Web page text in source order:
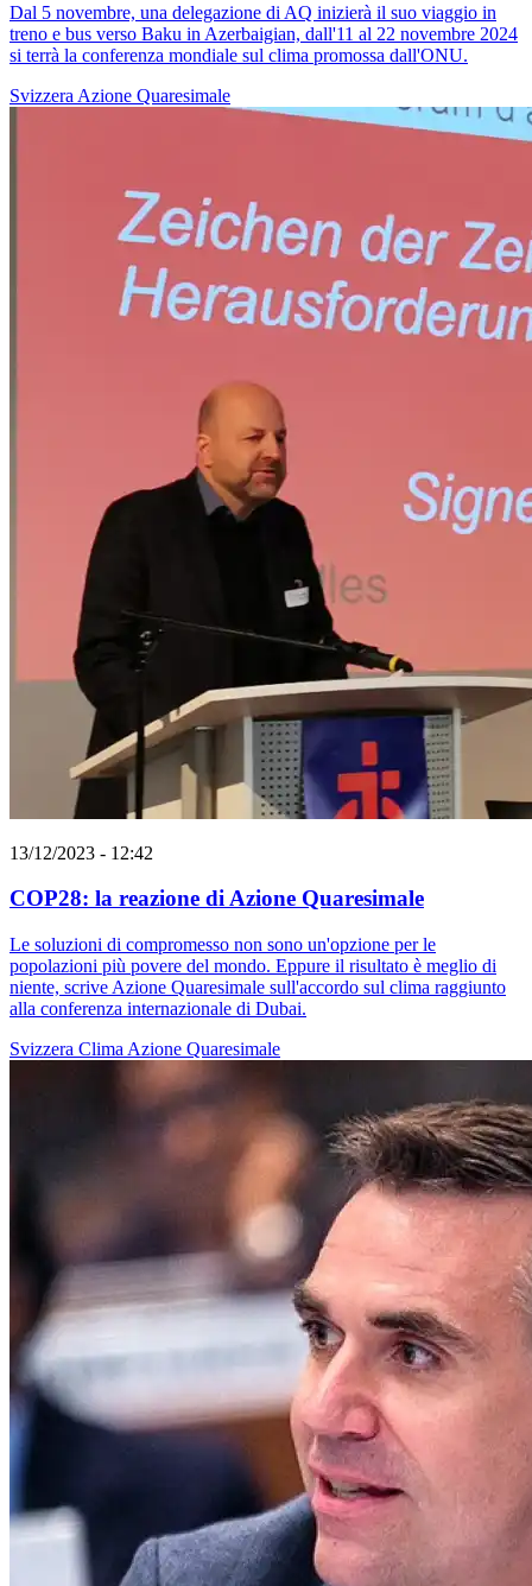
Dal 5 novembre, una delegazione di AQ inizierà il suo viaggio in
treno e bus verso Baku in Azerbaigian, dall'11 al 22 novembre 2024
si terrà la conferenza mondiale sul clima promossa dall'ONU.
Svizzera Azione Quaresimale
13/12/2023 - 12:42
COP28: la reazione di Azione Quaresimale
Le soluzioni di compromesso non sono un'opzione per le
popolazioni più povere del mondo. Eppure il risultato è meglio di
niente, scrive Azione Quaresimale sull'accordo sul clima raggiunto
alla conferenza internazionale di Dubai.
Svizzera Clima Azione Quaresimale